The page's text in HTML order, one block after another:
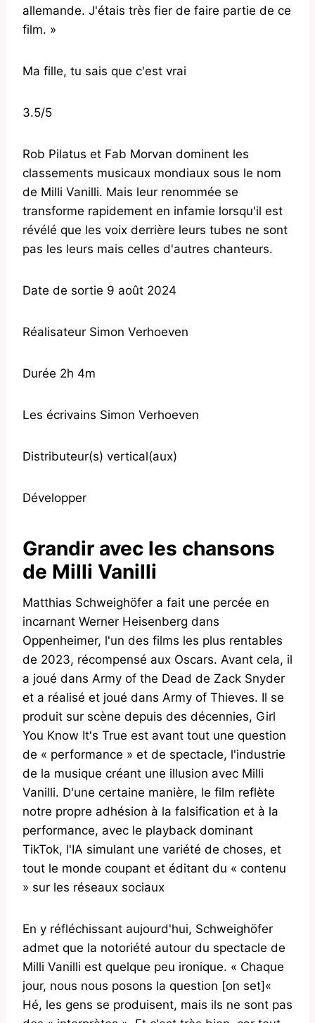
allemande. J'étais très fier de faire partie de ce
film. »
Ma fille, tu sais que c'est vrai
3.5/5
Rob Pilatus et Fab Morvan dominent les
classements musicaux mondiaux sous le nom
de Milli Vanilli. Mais leur renommée se
transforme rapidement en infamie lorsqu'il est
révélé que les voix derrière leurs tubes ne sont
pas les leurs mais celles d'autres chanteurs.
Date de sortie 9 août 2024
Réalisateur Simon Verhoeven
Durée 2h 4m
Les écrivains Simon Verhoeven
Distributeur(s) vertical(aux)
Développer
Grandir avec les chansons
de Milli Vanilli
Matthias Schweighöfer a fait une percée en
incarnant Werner Heisenberg dans
Oppenheimer, l'un des films les plus rentables
de 2023, récompensé aux Oscars. Avant cela, il
a joué dans Army of the Dead de Zack Snyder
et a réalisé et joué dans Army of Thieves. Il se
produit sur scène depuis des décennies, Girl
You Know It's True est avant tout une question
de « performance » et de spectacle, l'industrie
de la musique créant une illusion avec Milli
Vanilli. D'une certaine manière, le film reflète
notre propre adhésion à la falsification et à la
performance, avec le playback dominant
TikTok, l'IA simulant une variété de choses, et
tout le monde coupant et éditant du « contenu
» sur les réseaux sociaux
En y réfléchissant aujourd'hui, Schweighöfer
admet que la notoriété autour du spectacle de
Milli Vanilli est quelque peu ironique. « Chaque
jour, nous nous posons la question [on set]«
Hé, les gens se produisent, mais ils ne sont pas